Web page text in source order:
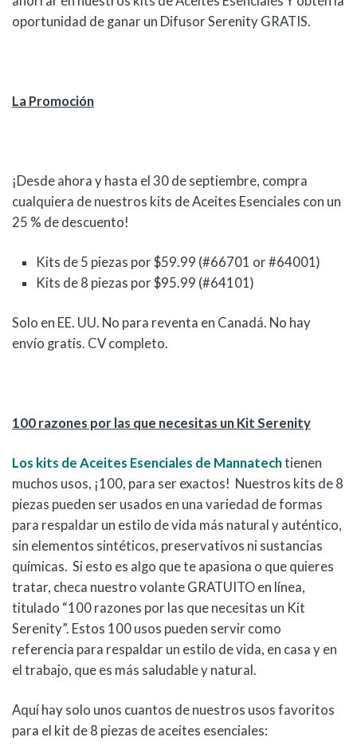
oportunidad de ganar un Difusor Serenity GRATIS.
La Promoción
¡Desde ahora y hasta el 30 de septiembre, compra
cualquiera de nuestros kits de Aceites Esenciales con un
25 % de descuento!
Kits de 5 piezas por $59.99 (#66701 or #64001)
Kits de 8 piezas por $95.99 (#64101)
Solo en EE. UU. No para reventa en Canadá. No hay
envío gratis. CV completo.
100 razones por las que necesitas un Kit Serenity
Los kits de Aceites Esenciales de Mannatechtienen
muchos usos, ¡100, para ser exactos! Nuestros kits de 8
piezas pueden ser usados en una variedad de formas
para respaldar un estilo de vida más natural y auténtico,
sin elementos sintéticos, preservativos ni sustancias
químicas. Si esto es algo que te apasiona o que quieres
tratar, checa nuestro volante GRATUITO en línea,
titulado “100 razones por las que necesitas un Kit
Serenity”. Estos 100 usos pueden servir como
referencia para respaldar un estilo de vida, en casa y en
el trabajo, que es más saludable y natural.
Aquí hay solo unos cuantos de nuestros usos favoritos
para el kit de 8 piezas de aceites esenciales: